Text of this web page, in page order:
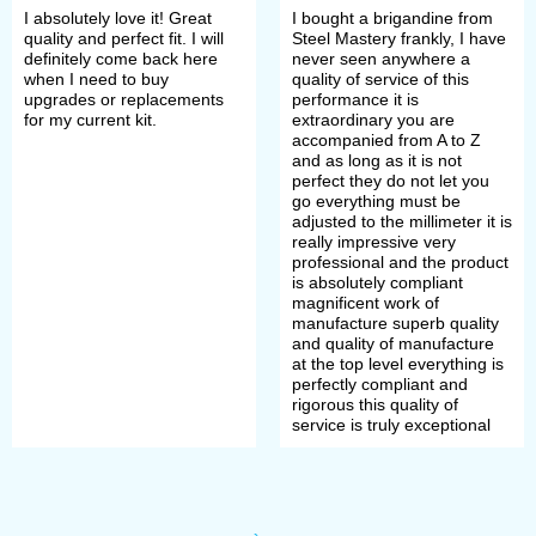
Fasteners are either from the front or
on the sides or from backside.
To order one of these brigandine,
you need to do few simple steps:
Open the wished item;
Choose required type and
thickness of metal plates;
Choose cover outer layer and
lining (cotton, linen) for your
I absolutely love it! Great
quality and perfect fit. I will
definitely come back here
when I need to buy
upgrades or replacements
for my current kit.
I bought a brigandine from
Steel Mastery frankly, I have
never seen anywhere a
quality of service of this
performance it is
extraordinary you are
accompanied from A to Z
and as long as it is not
perfect they do not let you
go everything must be
adjusted to the millimeter it is
really impressive very
professional and the product
is absolutely compliant
magnificent work of
manufacture superb quality
and quality of manufacture
at the top level everything is
perfectly compliant and
rigorous this quality of
service is truly exceptional